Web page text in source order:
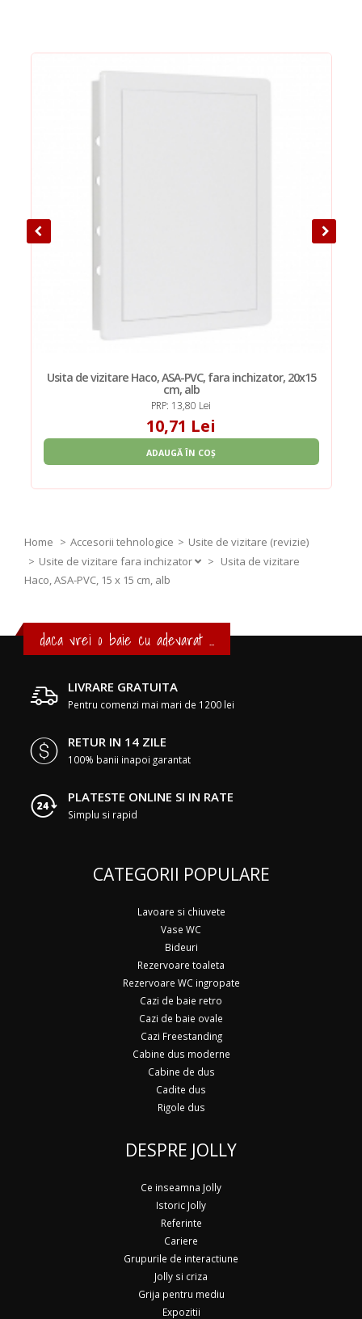
Usita de vizitare Haco, ASA-PVC, fara inchizator, 20x15
cm, alb
PRP: 13,80 Lei
10,71 Lei
ADAUGĂ ÎN COȘ
Home Accesorii tehnologice
Usite de vizitare (revizie)
Usite de vizitare fara inchizator
> Usita de vizitare
Haco, ASA-PVC, 15 x 15 cm, alb
daca vrei o baie cu adevarat ...
LIVRARE GRATUITA
Pentru comenzi mai mari de 1200 lei
RETUR IN 14 ZILE
100% banii inapoi garantat
PLATESTE ONLINE SI IN RATE
Simplu si rapid
CATEGORII POPULARE
Lavoare si chiuvete
Vase WC
Bideuri
Rezervoare toaleta
Rezervoare WC ingropate
Cazi de baie retro
Cazi de baie ovale
Cazi Freestanding
Cabine dus moderne
Cabine de dus
Cadite dus
Rigole dus
DESPRE JOLLY
Ce inseamna Jolly
Istoric Jolly
Referinte
Cariere
Grupurile de interactiune
Jolly si criza
Grija pentru mediu
Expozitii